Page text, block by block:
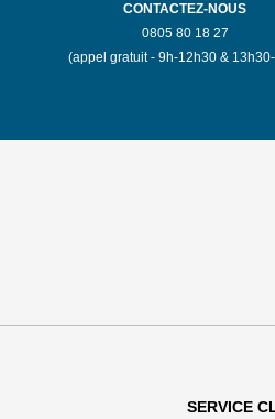
CONTACTEZ-NOUS
0805 80 18 27
(appel gratuit - 9h-12h30 &
SERVICE